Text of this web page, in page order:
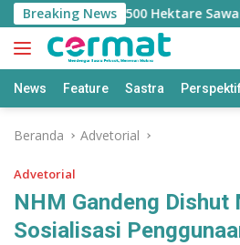
Langsung
ke
konten
Breaking News
Jatah 7.500 Hektare Sawah
News Feature Sastra
Beranda Advetorial
Advetorial
NHM Gandeng Dishut
Sosialisasi